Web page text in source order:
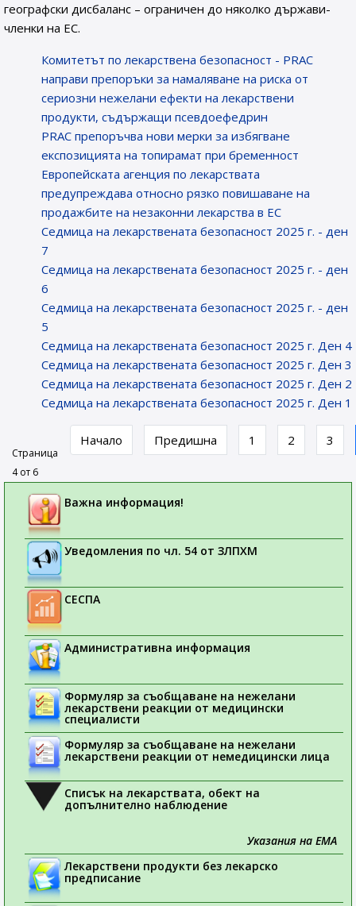
географски дисбаланс – ограничен до няколко държави-
членки на ЕС.
Комитетът по лекарствена безопасност - PRAC
направи препоръки за намаляване на риска от
сериозни нежелани ефекти на лекарствени
продукти, съдържащи псевдоефедрин
PRAC препоръчва нови мерки за избягване
експозицията на топирамат при бременност
Европейската агенция по лекарствата
предупреждава относно рязко повишаване на
продажбите на незаконни лекарства в ЕС
Седмица на лекарствената безопасност 2025 г. - ден
7
Седмица на лекарствената безопасност 2025 г. - ден
6
Седмица на лекарствената безопасност 2025 г. - ден
5
Седмица на лекарствената безопасност 2025 г. Ден 4
Седмица на лекарствената безопасност 2025 г. Ден 3
Седмица на лекарствената безопасност 2025 г. Ден 2
Седмица на лекарствената безопасност 2025 г. Ден 1
Страница
4 от 6
Начало Предишна 1 2 3
Важна информация!
Уведомления по чл. 54 от ЗЛПХМ
СЕСПА
Административна информация
Формуляр за съобщаване на нежелани
лекарствени реакции от медицински
специалисти
Формуляр за съобщаване на нежелани
лекарствени реакции от немедицински лица
Списък на лекарствата, обект на
допълнително наблюдение
Указания на ЕМА
Лекарствени продукти без лекарско
предписание